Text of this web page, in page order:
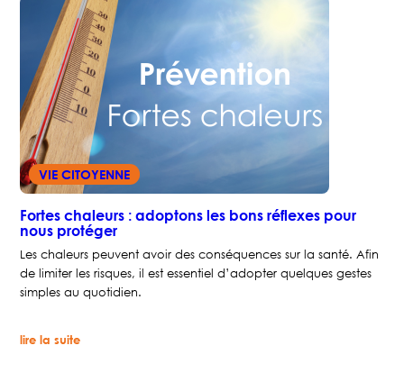
VIE CITOYENNE
Fortes chaleurs : adoptons les bons réflexes pour
nous protéger
Les chaleurs peuvent avoir des conséquences sur la santé. Afin
de limiter les risques, il est essentiel d’adopter quelques gestes
simples au quotidien.
lire la suite: